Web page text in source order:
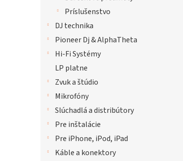
Príslušenstvo
DJ technika
Pioneer Dj & AlphaTheta
Hi-Fi Systémy
LP platne
Zvuk a štúdio
Mikrofóny
Slúchadlá a distribútory
Pre inštalácie
Pre iPhone, iPod, iPad
Káble a konektory